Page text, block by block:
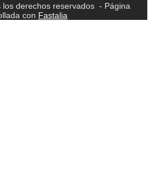
los derechos reservados - Página
con Fastalia